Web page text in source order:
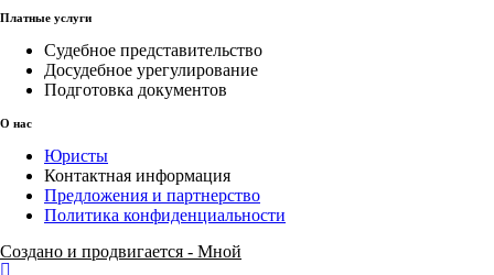
Платные услуги
Судебное представительство
Досудебное урегулирование
Подготовка документов
О нас
Юристы
Контактная информация
Предложения и партнерство
Политика конфиденциальности
Создано и продвигается - Мной